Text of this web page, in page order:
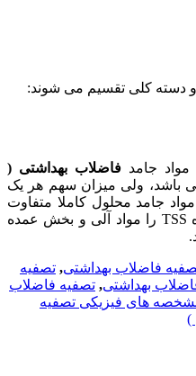
دسته کلی تقسیم می شوند:
مواد جامدفاضلاب بهداشتی (
باشد، ولی میزان سهم هر یک
جامد محلول کاملا متفاوت
است. به این ترتیب که بخش عمده TSS را مواد آلی و بخش عمده
فاضلاب بهداشتی, تصفیه
بهداشتی, تصفیه فاضلاب
های فیزیکی تصفیه
)